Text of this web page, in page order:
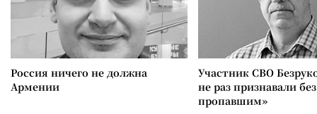
Россия ничего не должна
Армении
Участник СВО
не раз признавали
пропавшим»